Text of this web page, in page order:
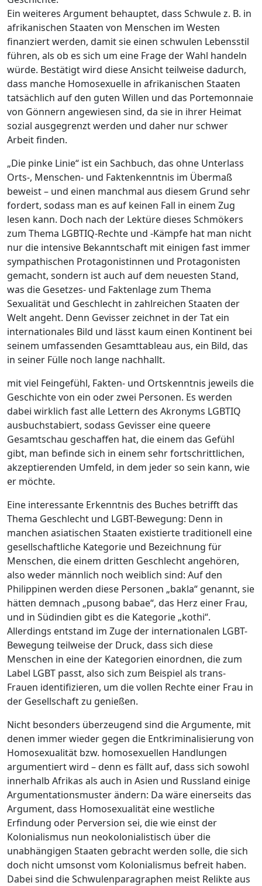
Ein weiteres Argument behauptet, dass Schwule z. B. in
afrikanischen Staaten von Menschen im Westen
finanziert werden, damit sie einen schwulen Lebensstil
führen, als ob es sich um eine Frage der Wahl handeln
würde. Bestätigt wird diese Ansicht teilweise dadurch,
dass manche Homosexuelle in afrikanischen Staaten
tatsächlich auf den guten Willen und das Portemonnaie
von Gönnern angewiesen sind, da sie in ihrer Heimat
sozial ausgegrenzt werden und daher nur schwer
Arbeit finden.
„Die pinke Linie“ ist ein Sachbuch, das ohne Unterlass
Orts-, Menschen- und Faktenkenntnis im Übermaß
beweist – und einen manchmal aus diesem Grund sehr
fordert, sodass man es auf keinen Fall in einem Zug
lesen kann. Doch nach der Lektüre dieses Schmökers
zum Thema LGBTIQ-Rechte und -Kämpfe hat man nicht
nur die intensive Bekanntschaft mit einigen fast immer
sympathischen Protagonistinnen und Protagonisten
gemacht, sondern ist auch auf dem neuesten Stand,
was die Gesetzes- und Faktenlage zum Thema
Sexualität und Geschlecht in zahlreichen Staaten der
Welt angeht. Denn Gevisser zeichnet in der Tat ein
internationales Bild und lässt kaum einen Kontinent bei
seinem umfassenden Gesamttableau aus, ein Bild, das
in seiner Fülle noch lange nachhallt.
mit viel Feingefühl, Fakten- und Ortskenntnis jeweils die
Geschichte von ein oder zwei Personen. Es werden
dabei wirklich fast alle Lettern des Akronyms LGBTIQ
ausbuchstabiert, sodass Gevisser eine queere
Gesamtschau geschaffen hat, die einem das Gefühl
gibt, man befinde sich in einem sehr fortschrittlichen,
akzeptierenden Umfeld, in dem jeder so sein kann, wie
er möchte.
Eine interessante Erkenntnis des Buches betrifft das
Thema Geschlecht und LGBT-Bewegung: Denn in
manchen asiatischen Staaten existierte traditionell eine
gesellschaftliche Kategorie und Bezeichnung für
Menschen, die einem dritten Geschlecht angehören,
also weder männlich noch weiblich sind: Auf den
Philippinen werden diese Personen „bakla“ genannt, sie
hätten demnach „pusong babae“, das Herz einer Frau,
und in Südindien gibt es die Kategorie „kothi“.
Allerdings entstand im Zuge der internationalen LGBT-
Bewegung teilweise der Druck, dass sich diese
Menschen in eine der Kategorien einordnen, die zum
Label LGBT passt, also sich zum Beispiel als trans-
Frauen identifizieren, um die vollen Rechte einer Frau in
der Gesellschaft zu genießen.
Nicht besonders überzeugend sind die Argumente, mit
denen immer wieder gegen die Entkriminalisierung von
Homosexualität bzw. homosexuellen Handlungen
argumentiert wird – denn es fällt auf, dass sich sowohl
innerhalb Afrikas als auch in Asien und Russland einige
Argumentationsmuster ändern: Da wäre einerseits das
Argument, dass Homosexualität eine westliche
Erfindung oder Perversion sei, die wie einst der
Kolonialismus nun neokolonialistisch über die
unabhängigen Staaten gebracht werden solle, die sich
doch nicht umsonst vom Kolonialismus befreit haben.
Dabei sind die Schwulenparagraphen meist Relikte aus